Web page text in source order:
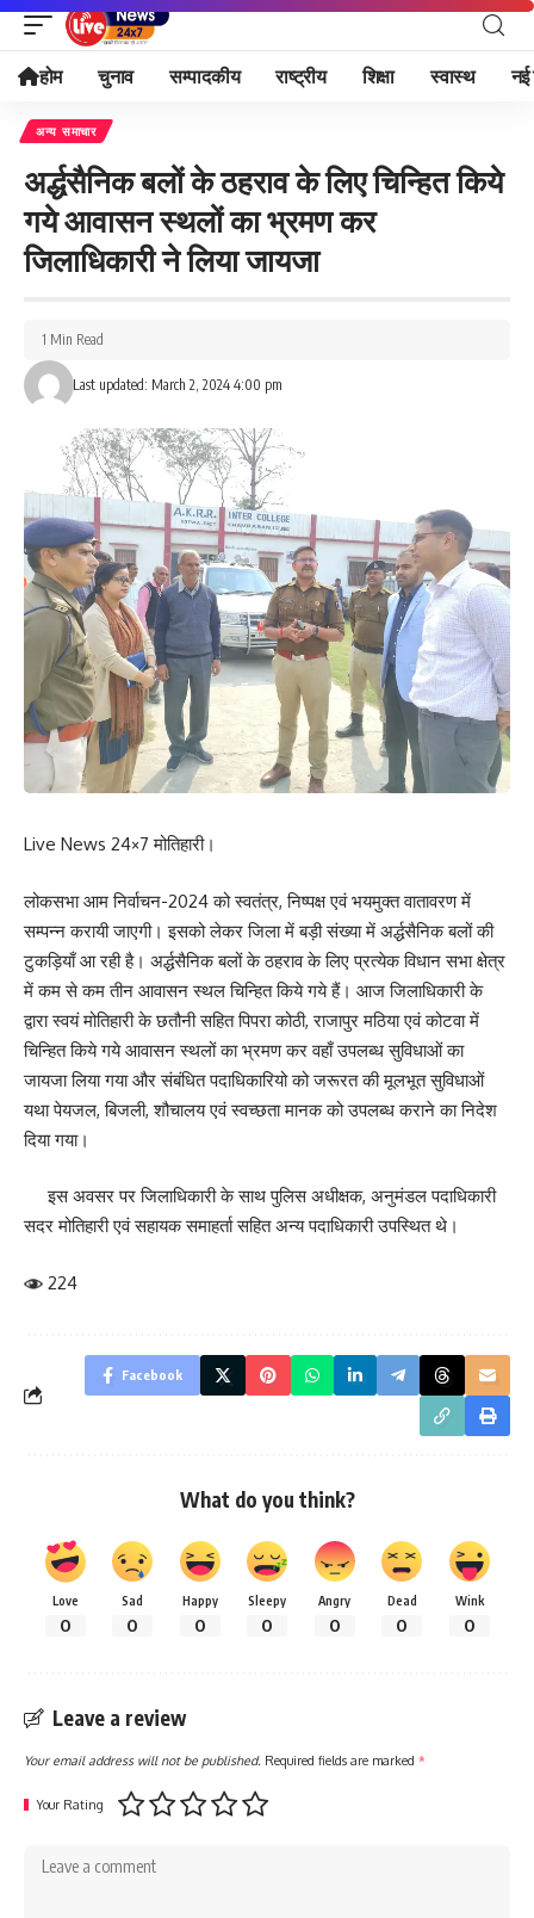
होम चुनाव सम्पादकीय राष्ट्रीय शिक्षा स्वास्थ नई
अन्य समाचार
अर्द्धसैनिक बलों के ठहराव के लिए चिन्हित किये
गये आवासन स्थलों का भ्रमण कर
जिलाधिकारी ने लिया जायजा
Last updated: March 2, 2024 4:00 pm
1 Min Read
Live News 24×7 मोतिहारी।
लोकसभा आम निर्वाचन-2024 को स्वतंत्र, निष्पक्ष एवं भयमुक्त वातावरण में
सम्पन्न करायी जाएगी। इसको लेकर जिला में बड़ी संख्या में अर्द्धसैनिक बलों की
टुकड़ियाँ आ रही है। अर्द्धसैनिक बलों के ठहराव के लिए प्रत्येक विधान सभा क्षेत्र
में कम से कम तीन आवासन स्थल चिन्हित किये गये हैं। आज जिलाधिकारी के
द्वारा स्वयं मोतिहारी के छतौनी सहित पिपरा कोठी, राजापुर मठिया एवं कोटवा में
चिन्हित किये गये आवासन स्थलों का भ्रमण कर वहाँ उपलब्ध सुविधाओं का
जायजा लिया गया और संबंधित पदाधिकारियो को जरूरत की मूलभूत सुविधाओं
यथा पेयजल, बिजली, शौचालय एवं स्वच्छता मानक को उपलब्ध कराने का निदेश
दिया गया।
इस अवसर पर जिलाधिकारी के साथ पुलिस अधीक्षक, अनुमंडल पदाधिकारी
सदर मोतिहारी एवं सहायक समाहर्ता सहित अन्य पदाधिकारी उपस्थित थे।
224
Facebook
What do you think?
Love
0
Sad
0
Happy
0
Sleepy
0
Angry
0
Dead
0
Wink
0
Leave a review
Your email address will not be published. Required fields are marked *
Your Rating